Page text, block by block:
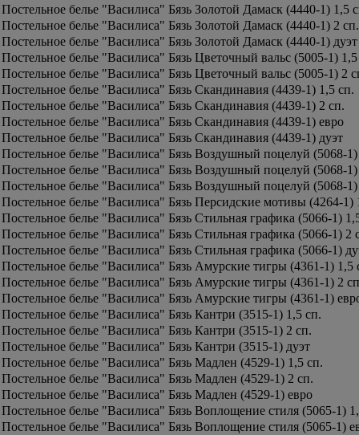
Постельное белье "Василиса" Бязь Золотой Дамаск (4440-1) 1,5
Постельное белье "Василиса" Бязь Золотой Дамаск (4440-1) 2 сп.
Постельное белье "Василиса" Бязь Золотой Дамаск (4440-1) дуэт
Постельное белье "Василиса" Бязь Цветочный вальс (5005-1)
Постельное белье "Василиса" Бязь Цветочный вальс (5005-1) 2
Постельное белье "Василиса" Бязь Скандинавия (4439-1) 1,5 сп.
Постельное белье "Василиса" Бязь Скандинавия (4439-1) 2 сп.
Постельное белье "Василиса" Бязь Скандинавия (4439-1) евро
Постельное белье "Василиса" Бязь Скандинавия (4439-1) дуэт
Постельное белье "Василиса" Бязь Воздушный поцелуй (5068-
Постельное белье "Василиса" Бязь Воздушный поцелуй (5068-
Постельное белье "Василиса" Бязь Воздушный поцелуй (5068-1)
Постельное белье "Василиса" Бязь Персидские мотивы (4264-1)
Постельное белье "Василиса" Бязь Стильная графика (5066-1)
Постельное белье "Василиса" Бязь Стильная графика (5066-1) 2
Постельное белье "Василиса" Бязь Стильная графика (5066-1)
Постельное белье "Василиса" Бязь Амурские тигры (4361-1) 1,5
Постельное белье "Василиса" Бязь Амурские тигры (4361-1) 2
Постельное белье "Василиса" Бязь Амурские тигры (4361-1)
Постельное белье "Василиса" Бязь Кантри (3515-1) 1,5 сп.
Постельное белье "Василиса" Бязь Кантри (3515-1) 2 сп.
Постельное белье "Василиса" Бязь Кантри (3515-1) дуэт
Постельное белье "Василиса" Бязь Мадлен (4529-1) 1,5 сп.
Постельное белье "Василиса" Бязь Мадлен (4529-1) 2 сп.
Постельное белье "Василиса" Бязь Мадлен (4529-1) евро
Постельное белье "Василиса" Бязь Воплощение стиля (5065-1)
Постельное белье "Василиса" Бязь Воплощение стиля (5065-1)